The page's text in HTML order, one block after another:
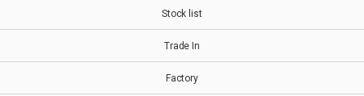
Stock list
Trade In
Factory